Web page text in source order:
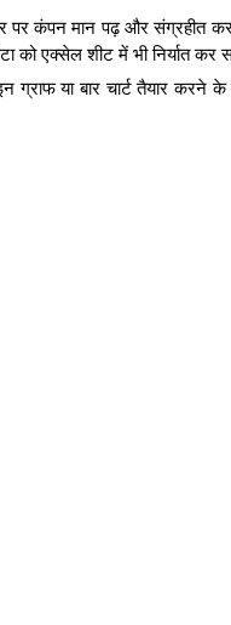
पर कंपन मान पढ़ और संग्रहीत
को एक्सेल शीट में भी निर्यात कर
ग्राफ या बार चार्ट तैयार